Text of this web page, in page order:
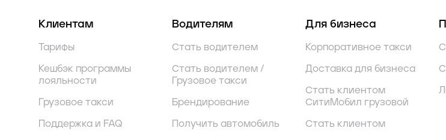
Клиентам
Тарифы
Кешбэк программы
лояльности
Грузовое такси
Поддержка и FAQ
Водителям
Стать водителем
Стать водителем /
Грузовое такси
Брендирование
Получить автомобиль
Для бизнеса
Корпоративное такси
Доставка для бизнеса
Стать клиентом
СитиМобил грузовой
Стать клиентом